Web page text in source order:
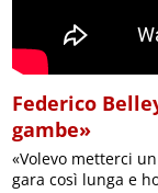
Federico
gambe»
«Volevo metterci
gara così lunga e